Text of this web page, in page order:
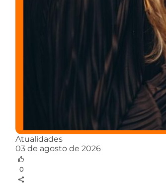
Atualidades
03 de agosto de 2026
0